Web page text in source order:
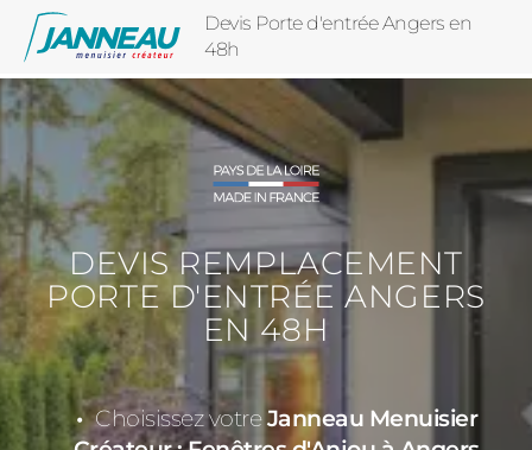
Devis Porte d'entrée Angers en
48h
DEVIS REMPLACEMENT
PORTE D'ENTRÉE ANGERS
EN 48H
Choisissez votreJanneau Menuisier